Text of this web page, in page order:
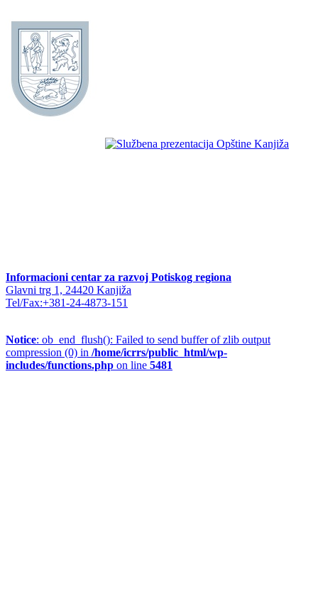
Informacioni centar za razvoj Potiskog regiona
Glavni trg 1, 24420 Kanjiža
Tel/Fax:+381-24-4873-151
Notice: ob_end_flush(): Failed to send buffer of zlib output
compression (0) in /home/icrrs/public_html/wp-
includes/functions.php on line 5481